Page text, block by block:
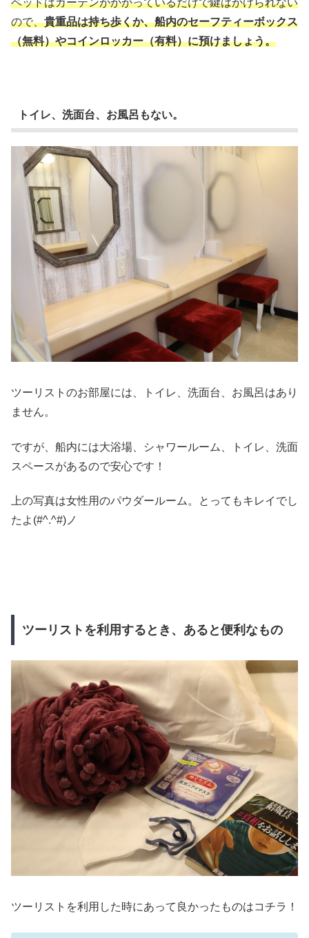
ベッドはカーテンがかかっているだけで鍵はかけられない
ので、貴重品は持ち歩くか、船内のセーフティーボックス
（無料）やコインロッカー（有料）に預けましょう。
トイレ、洗面台、お風呂もない。
ツーリストのお部屋には、トイレ、洗面台、お風呂はあり
ません。
ですが、船内には大浴場、シャワールーム、トイレ、洗面
スペースがあるので安心です！
上の写真は女性用のパウダールーム。とってもキレイでし
たよ(#^.^#)ノ
ツーリストを利用するとき、あると便利なもの
ツーリストを利用した時にあって良かったものはコチラ！